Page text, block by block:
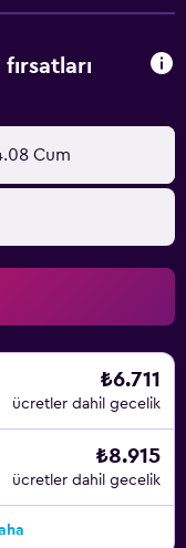
mevcuttur. Bizen
, Iizuna Gölü'ne 10
dakikalık sürüş
veya soru sormak
iletişime
Cum
₺6.711
ücretler dahil gecelik
₺8.915
ücretler dahil gecelik